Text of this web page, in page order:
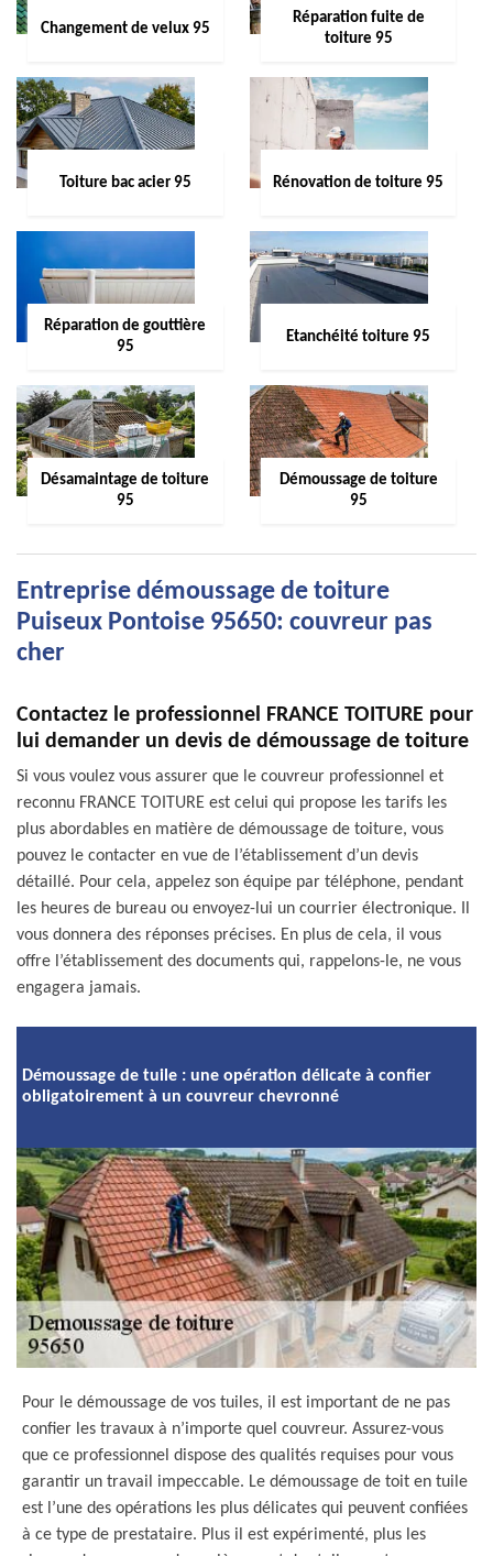
Changement de velux 95
Réparation fuite de
toiture 95
Toiture bac acier 95 Rénovation de toiture 95
Réparation de gouttière
95
Etanchéité toiture 95
Désamaintage de toiture
95
Démoussage de toiture
95
Entreprise démoussage de toiture
Puiseux Pontoise 95650: couvreur pas
cher
Contactez le professionnel FRANCE TOITURE pour
lui demander un devis de démoussage de toiture
Si vous voulez vous assurer que le couvreur professionnel et
reconnu FRANCE TOITURE est celui qui propose les tarifs les
plus abordables en matière de démoussage de toiture, vous
pouvez le contacter en vue de l’établissement d’un devis
détaillé. Pour cela, appelez son équipe par téléphone, pendant
les heures de bureau ou envoyez-lui un courrier électronique. Il
vous donnera des réponses précises. En plus de cela, il vous
offre l’établissement des documents qui, rappelons-le, ne vous
engagera jamais.
Démoussage de tuile : une opération délicate à confier
obligatoirement à un couvreur chevronné
Pour le démoussage de vos tuiles, il est important de ne pas
confier les travaux à n’importe quel couvreur. Assurez-vous
que ce professionnel dispose des qualités requises pour vous
garantir un travail impeccable. Le démoussage de toit en tuile
est l’une des opérations les plus délicates qui peuvent confiées
à ce type de prestataire. Plus il est expérimenté, plus les